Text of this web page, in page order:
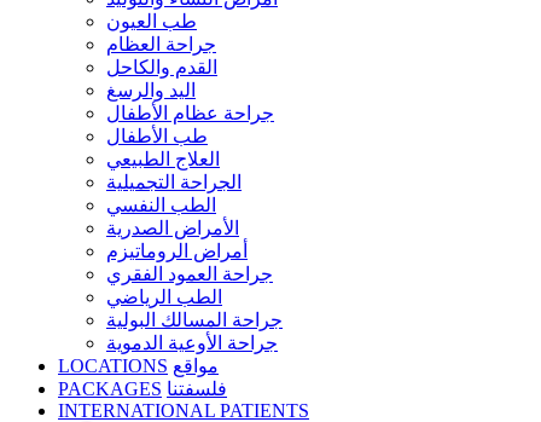
طب العيون
جراحة العظام
القدم والكاحل
اليد والرسغ
جراحة عظام الأطفال
طب الأطفال
العلاج الطبيعي
الجراحة التجميلية
الطب النفسي
الأمراض الصدرية
أمراض الروماتيزم
جراحة العمود الفقري
الطب الرياضي
جراحة المسالك البولية
جراحة الأوعية الدموية
LOCATIONS مواقع
PACKAGES فلسفتنا
INTERNATIONAL PATIENTS